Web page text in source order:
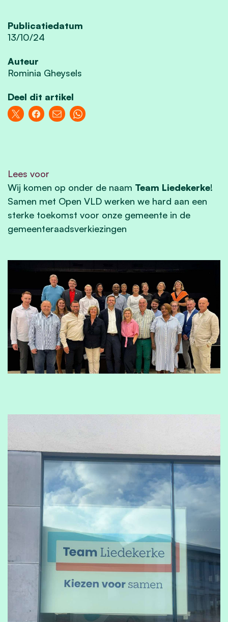
Publicatiedatum
13/10/24
Auteur
Rominia Gheysels
Deel dit artikel
Lees voor
Wij komen op onder de naam Team Liedekerke!
Samen met Open VLD werken we hard aan een
sterke toekomst voor onze gemeente in de
gemeenteraadsverkiezingen